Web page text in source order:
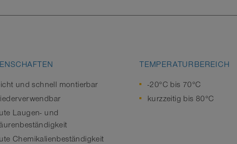
und schnell montierbar
Laugen- und
Chemikalienbeständigkeit
TEMPERATURBEREICH
-20°C bis 70°C
kurzzeitig bis 80°C